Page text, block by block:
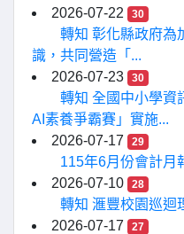
2026-07-22
30
轉知 彰化縣政府為
識，共同營造「...
2026-07-23
30
轉知 全國中小學資
AI素養爭霸賽」實施...
2026-07-17
29
115年6月份會計月
2026-07-10
28
轉知 滙豐校園巡迴
2026-07-17
27